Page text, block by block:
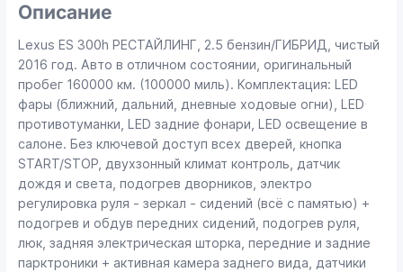
Описание
Lexus ES 300h РЕСТАЙЛИНГ, 2.5 бензин/ГИБРИД, чистый
2016 год. Авто в отличном состоянии, оригинальный
пробег 160000 км. (100000 миль). Комплектация: LED
фары (ближний, дальний, дневные ходовые огни), LED
противотуманки, LED задние фонари, LED освещение в
салоне. Без ключевой доступ всех дверей, кнопка
START/STOP, двухзонный климат контроль, датчик
дождя и света, подогрев дворников, электро
регулировка руля - зеркал - сидений (всё с памятью) +
подогрев и обдув передних сидений, подогрев руля,
люк, задняя электрическая шторка, передние и задние
парктроники + активная камера заднего вида, датчики